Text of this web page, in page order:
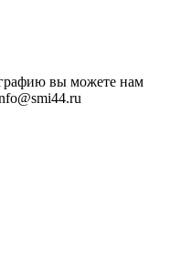
вы можете нам